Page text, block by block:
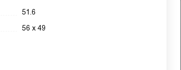
51.6
56 х 49